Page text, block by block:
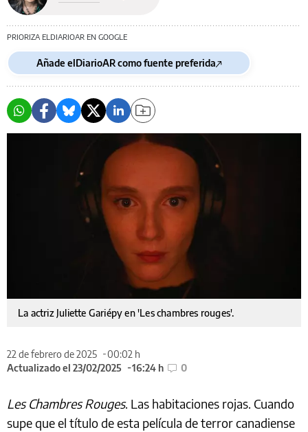
PRIORIZA ELDIARIOAR EN GOOGLE
Añade elDiarioAR como fuente preferida
La actriz Juliette Gariépy en 'Les chambres rouges'.
22 de febrero de 2025
00:02 h
Actualizado el 23/02/2025
16:24 h 0
Les Chambres Rouges. Las habitaciones rojas. Cuando
supe que el título de esta película de terror canadiense